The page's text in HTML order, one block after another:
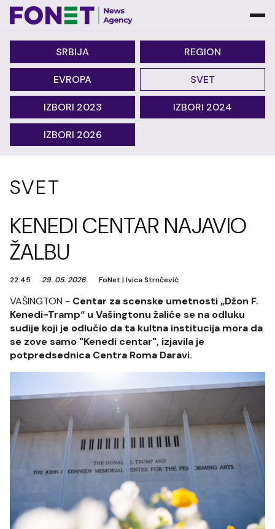
SRBIJA REGION
EVROPA SVET
IZBORI 2023 IZBORI 2024
IZBORI 2026
SVET
KENEDI CENTAR NAJAVIO
ŽALBU
22:45 29. 05. 2026. FoNet |Ivica Strnčević
VAŠINGTON - Centar za scenske umetnosti „Džon F.
Kenedi-Tramp“ u Vašingtonu žaliće se na odluku
sudije koji je odlučio da ta kultna institucija mora da
se zove samo "Kenedi centar", izjavila je
potpredsednica Centra Roma Daravi.